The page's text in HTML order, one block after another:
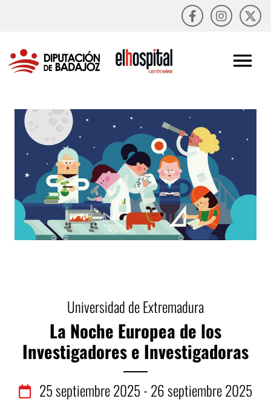
Universidad de Extremadura
La Noche Europea de los
Investigadores e Investigadoras
25septiembre2025 - 26septiembre2025